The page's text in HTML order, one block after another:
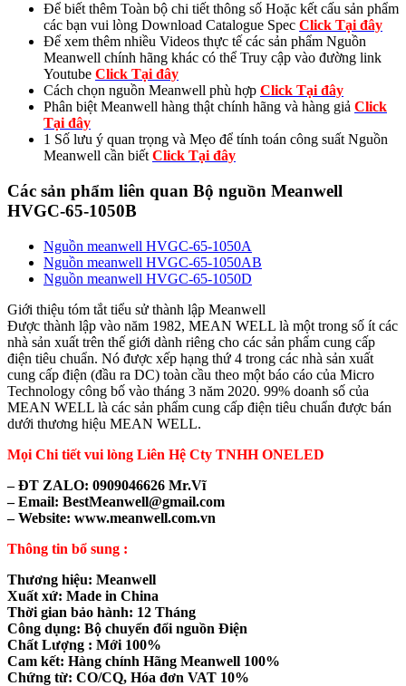
Để biết thêm Toàn bộ chi tiết thông số Hoặc kết cấu sản phẩm
các bạn vui lòng Download Catalogue Spec Click Tại đây
Để xem thêm nhiều Videos thực tế các sản phẩm Nguồn
Meanwell chính hãng khác có thể Truy cập vào đường link
Youtube Click Tại đây
Cách chọn nguồn Meanwell phù hợp Click Tại đây
Phân biệt Meanwell hàng thật chính hãng và hàng giả Click
Tại đây
1 Số lưu ý quan trọng và Mẹo để tính toán công suất Nguồn
Meanwell cần biết Click Tại đây
Các sản phẩm liên quan Bộ nguồn Meanwell
HVGC-65-1050B
Nguồn meanwell HVGC-65-1050A
Nguồn meanwell HVGC-65-1050AB
Nguồn meanwell HVGC-65-1050D
Giới thiệu tóm tắt tiểu sử thành lập Meanwell
Được thành lập vào năm 1982, MEAN WELL là một trong số ít các
nhà sản xuất trên thế giới dành riêng cho các sản phẩm cung cấp
điện tiêu chuẩn. Nó được xếp hạng thứ 4 trong các nhà sản xuất
cung cấp điện (đầu ra DC) toàn cầu theo một báo cáo của Micro
Technology công bố vào tháng 3 năm 2020. 99% doanh số của
MEAN WELL là các sản phẩm cung cấp điện tiêu chuẩn được bán
dưới thương hiệu MEAN WELL.
Mọi Chi tiết vui lòng Liên Hệ Cty TNHH ONELED
– ĐT ZALO: 0909046626 Mr.Vĩ
– Email: BestMeanwell@gmail.com
– Website: www.meanwell.com.vn
Thông tin bổ sung :
Thương hiệu: Meanwell
Xuất xứ: Made in China
Thời gian bảo hành: 12 Tháng
Công dụng: Bộ chuyển đổi nguồn Điện
Chất Lượng : Mới 100%
Cam kết: Hàng chính Hãng Meanwell 100%
Chứng từ: CO/CQ, Hóa đơn VAT 10%